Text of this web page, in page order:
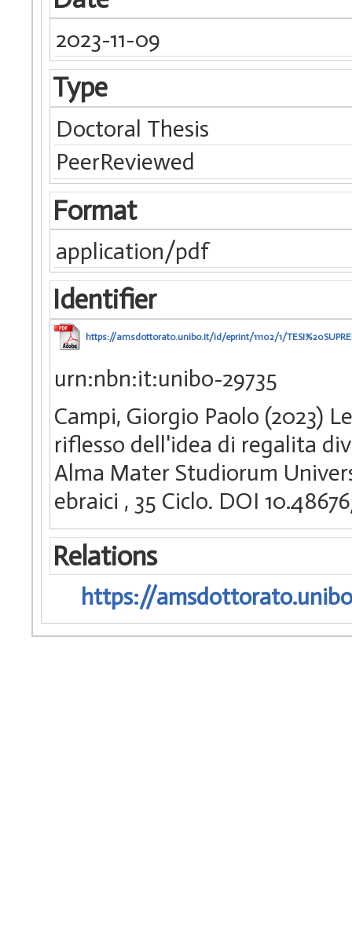
2023-11-09
Type
Doctoral Thesis
PeerReviewed
Format
application/pdf
Identifier
https://amsdottorato.unibo.it/id/eprint/11102/1/
urn:nbn:it:unibo-29735
Campi, Giorgio Paolo (2023)
riflesso dell'idea di regalita
Alma Mater Studiorum
ebraici , 35 Ciclo. DOI
Relations
https://